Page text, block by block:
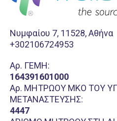
Νυμφαίου 7, 11528, Αθήνα
+302106724953
Aρ. ΓΕΜΗ:
164391601000
Αρ. ΜΗΤΡΩΟΥ ΜΚΟ ΤΟΥ
ΜΕΤΑΝΑΣΤΕΥΣΗΣ:
4447